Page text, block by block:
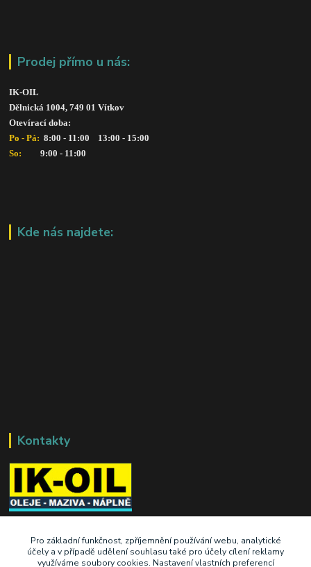
Prodej přímo u nás:
IK-OIL
Dělnická 1004, 749 01 Vítkov
Otevírací doba:
Po - Pá: 8:00 - 11:00    13:00 - 15:00
So:
      9:00 - 11:00
Kde nás najdete:
Kontakty
+420 603 345 409
Pro základní funkčnost, zpříjemnění používání webu, analytické
účely a v případě udělení souhlasu také pro účely cílení reklamy
využíváme soubory cookies. Nastavení vlastních preferencí